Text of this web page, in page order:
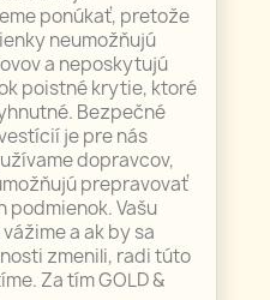
ponúkať, pretože
neumožňujú
a neposkytujú
poistné krytie, ktoré
Bezpečné
je pre nás
dopravcov,
prepravovať
Vašu
a ak by sa
zmenili, radi túto
Za tím GOLD &